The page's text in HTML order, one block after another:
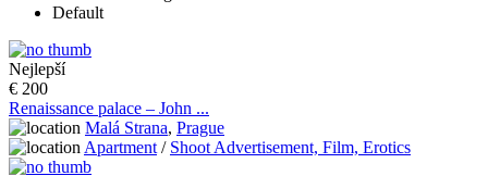
Default
Nejlepší
€ 200
Renaissance palace – John ...
Malá Strana, Prague
Apartment / Shoot Advertisement, Film, Erotics